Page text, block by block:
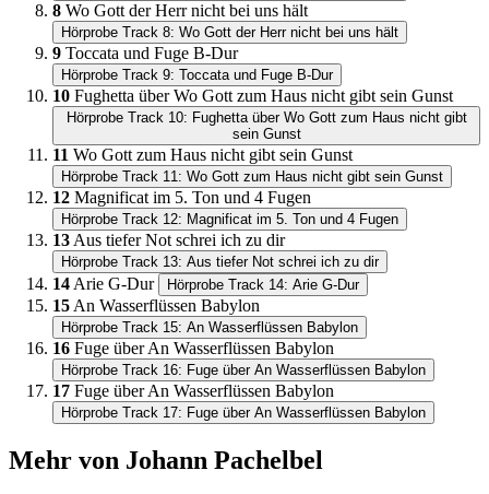
8 Wo Gott der Herr nicht bei uns hält
Hörprobe Track 8: Wo Gott der Herr nicht bei uns hält
9 Toccata und Fuge B-Dur
Hörprobe Track 9: Toccata und Fuge B-Dur
10 Fughetta über Wo Gott zum Haus nicht gibt sein Gunst
Hörprobe Track 10: Fughetta über Wo Gott zum Haus nicht gibt
sein Gunst
11 Wo Gott zum Haus nicht gibt sein Gunst
Hörprobe Track 11: Wo Gott zum Haus nicht gibt sein Gunst
12 Magnificat im 5. Ton und 4 Fugen
Hörprobe Track 12: Magnificat im 5. Ton und 4 Fugen
13Aus tiefer Not schrei ich zu dir
Hörprobe Track 13: Aus tiefer Not schrei ich zu dir
14Arie G-Dur Hörprobe Track 14: Arie G-Dur
15An Wasserflüssen Babylon
Hörprobe Track 15: An Wasserflüssen Babylon
16 Fuge über An Wasserflüssen Babylon
Hörprobe Track 16: Fuge über An Wasserflüssen Babylon
17 Fuge über An Wasserflüssen Babylon
Hörprobe Track 17: Fuge über An Wasserflüssen Babylon
Mehr von Johann Pachelbel